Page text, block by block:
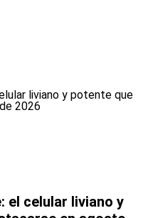
el celular liviano y